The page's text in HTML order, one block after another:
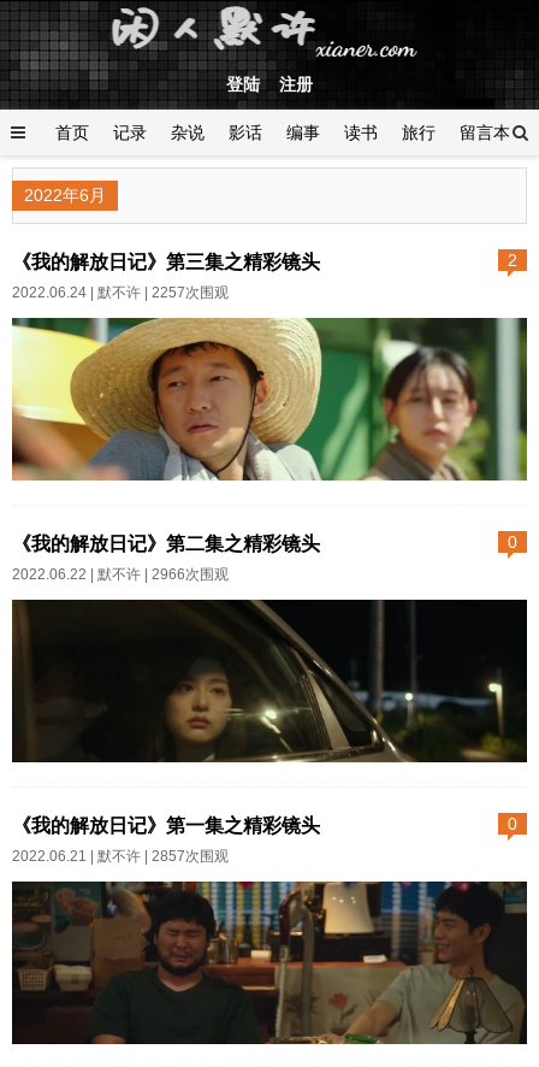
登陆 注册
首页 记录 杂说 影话 编事 读书 旅行 留言本
登陆
2022年6月
2
《我的解放日记》第三集之精彩镜头
2022.06.24 | 默不许 | 2257次围观
工人忙碌干活的时候，我需要在
旁边协助帮忙，比如移动碍事的
沙发或衣柜，趁机把多年打扫不
到的死角擦扫干净，或者跟师傅
商量一些管线的铺设和设备的布
置。说服我爸爸同意安装暖气，
前后花费了两三年时间。江淮地
区是没有城市供暖的，过去家家
理论是有空调制暖为什么要装暖
事实上每年冬季老爷子在室内穿
两层棉裤，棉袄里面还要穿个棉
背心。前年夏天莫名其妙得了关
节炎，多处关节痛。那年我已经
把设计师请去实地设计哪里安装
0
《我的解放日记》第二集之精彩镜头
2022.06.22 | 默不许 | 2966次围观
且阳光普照的日子一样没有一点
伤痕第二集为了给朋友池贤雅过
生日，同村的伙伴们在首尔聚
会。和坚持留守在村子里的年轻
人不同的是，贤雅选择离开农村
跻身于喧闹的城市里，她是开放
式的接受一切新兴事物，逛夜
店，喝酒，和不同的人恋爱——
0
《我的解放日记》第一集之精彩镜头
2022.06.21 | 默不许 | 2857次围观